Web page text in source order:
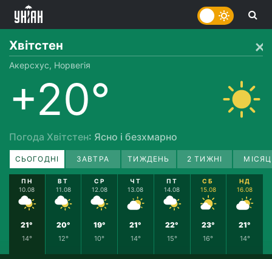
Хвітстен
Акерсхус, Норвегія
+20°
Погода Хвітстен: Ясно і безхмарно
СЬОГОДНІ ЗАВТРА ТИЖДЕНЬ 2 ТИЖНІ
ПН
10.08
21°
14°
ВТ
11.08
20°
12°
СР
12.08
19°
10°
ЧТ
13.08
21°
14°
ПТ
14.08
22°
15°
СБ
15.08
23°
16°
НД
16.08
21°
14°